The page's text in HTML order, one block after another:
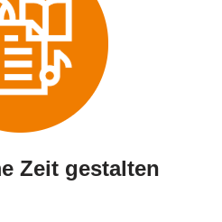
Zeit gestalten